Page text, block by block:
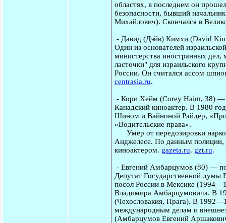
областях, в последнем он
безопасности, бывший
Михайлович). Скончался в
- Давид (Дэйв) Кимхи (David
Один из основателей
министерства иностранных дел,
ласточки" для израильского
России. Он считался ассом
centrasia.ru.
- Кори Хейм (Corey Haim, 38) —
Канадский киноактер. В 1980
Шином и Вайноной Райдер,
«Водительские права».
Умер от передозировки
Анджелесе. По данным полиции,
киноактером. gazeta.ru. gzt.ru.
- Евгений Амбарцумов (80) —
Депутат Государственной думы
посол России в Мексике
Владимира Амбарцумовича. В
(Чехословакия, Прага). В
международным делам и
(Амбарцумов Евгений